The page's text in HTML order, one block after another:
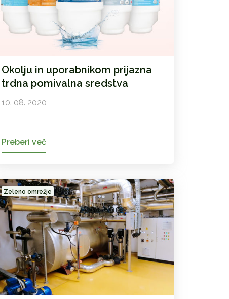
Okolju in uporabnikom prijazna
trdna pomivalna sredstva
10. 08. 2020
Preberi več
Zeleno omrežje